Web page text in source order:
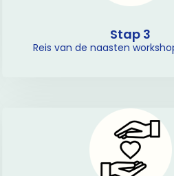
Stap 3
Reis van de naasten